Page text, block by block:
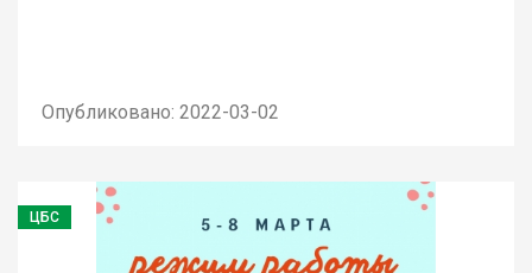
Опубликовано: 2022-03-02
ЦБС